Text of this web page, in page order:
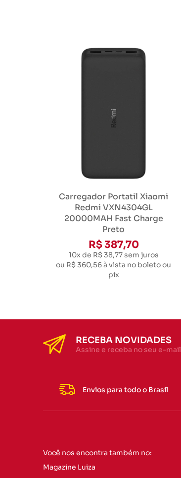
Carregador Portatil Xiaomi
Redmi VXN4304GL
20000MAH Fast Charge
Preto
R$ 387,70
10x de R$ 38,77sem juros
ou R$ 360,56à vista no boleto ou
pix
RECEBA NOVIDADES
Assine e receba no seu e-mail
Envios para todo o Brasil
Você nos encontra também no:
Magazine Luiza